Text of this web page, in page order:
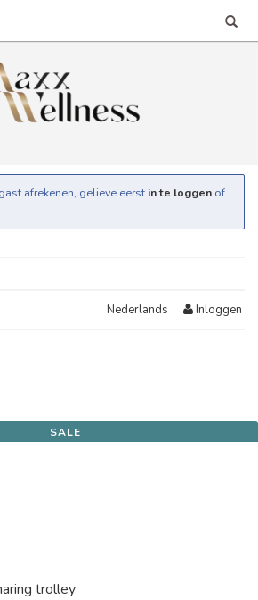
afrekenen, gelieve eerst in te loggen of
Nederlands Inloggen
SALE
trolley